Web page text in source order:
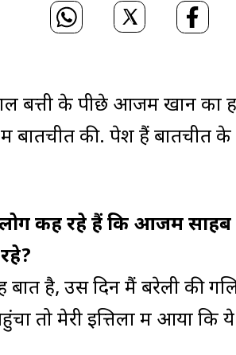
बत्ती के पीछे आजम खान का
की. पेश हैं बातचीत के
लोग कह रहे हैं कि आजम
है, उस दिन मैं बरेली की
तो मेरी इत्तिला में आया कि ये